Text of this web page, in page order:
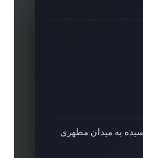
به میدان مطهری